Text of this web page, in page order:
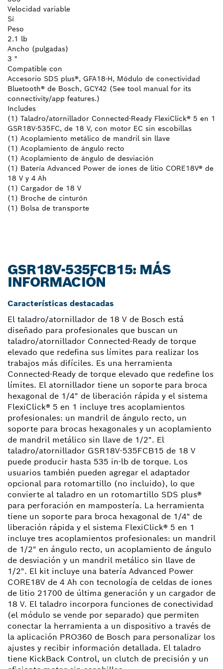
Velocidad variable
Sí
Peso
2.1 lb
Ancho (pulgadas)
3 "
Compatible con
Accesorio SDS plus®, GFA18-H, Módulo de conectividad
Bluetooth® de Bosch, GCY42 (See tool manual for its
connectivity/app features.)
Includes
(1) Taladro/atornillador Connected-Ready FlexiClick® 5 en 1
GSR18V-535FC, de 18 V, con motor EC sin escobillas
(1) Acoplamiento metálico de mandril sin llave
(1) Acoplamiento de ángulo recto
(1) Acoplamiento de ángulo de desviación
(1) Batería Advanced Power de iones de litio CORE18V® de
18 V y 4 Ah
(1) Cargador de 18 V
(1) Broche de cinturón
(1) Bolsa de transporte
GSR18V-535FCB15: MÁS
INFORMACIÓN
Características destacadas
El taladro/atornillador de 18 V de Bosch está
diseñado para profesionales que buscan un
taladro/atornillador Connected-Ready de torque
elevado que redefina sus límites para realizar los
trabajos más difíciles. Es una herramienta
Connected-Ready de torque elevado que redefine los
límites. El atornillador tiene un soporte para broca
hexagonal de 1/4" de liberación rápida y el sistema
FlexiClick® 5 en 1 incluye tres acoplamientos
profesionales: un mandril de ángulo recto, un
soporte para brocas hexagonales y un acoplamiento
de mandril metálico sin llave de 1/2". El
taladro/atornillador GSR18V-535FCB15 de 18 V
puede producir hasta 535 in-lb de torque. Los
usuarios también pueden agregar el adaptador
opcional para rotomartillo (no incluido), lo que
convierte al taladro en un rotomartillo SDS plus®
para perforación en mampostería. La herramienta
tiene un soporte para broca hexagonal de 1/4" de
liberación rápida y el sistema FlexiClick® 5 en 1
incluye tres acoplamientos profesionales: un mandril
de 1/2" en ángulo recto, un acoplamiento de ángulo
de desviación y un mandril metálico sin llave de
1/2". El kit incluye una batería Advanced Power
CORE18V de 4 Ah con tecnología de celdas de iones
de litio 21700 de última generación y un cargador de
18 V. El taladro incorpora funciones de conectividad
(el módulo se vende por separado) que permiten
conectar la herramienta a un dispositivo a través de
la aplicación PRO360 de Bosch para personalizar los
ajustes y recibir información detallada. El taladro
tiene KickBack Control, un clutch de precisión y un